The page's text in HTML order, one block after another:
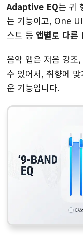
Adaptive EQ는 귀
는 기능이고, One
스트 등 앱별로 다른
음악 앱은 저음 강조
수 있어서, 취향에
운 기능입니다.